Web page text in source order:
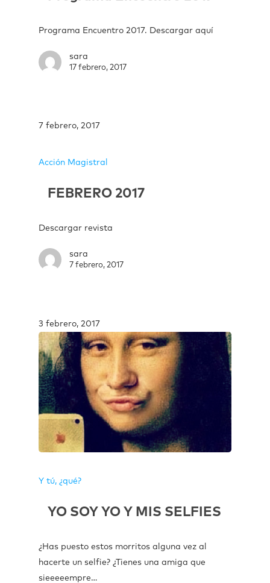
Programa Encuentro 2017. Descargar aquí
sara
17 febrero, 2017
7 febrero, 2017
Acción Magistral
FEBRERO 2017
Descargar revista
sara
7 febrero, 2017
3 febrero, 2017
Y tú, ¿qué?
YO SOY YO Y MIS SELFIES
¿Has puesto estos morritos alguna vez al
hacerte un selfie? ¿Tienes una amiga que
sieeeeempre…